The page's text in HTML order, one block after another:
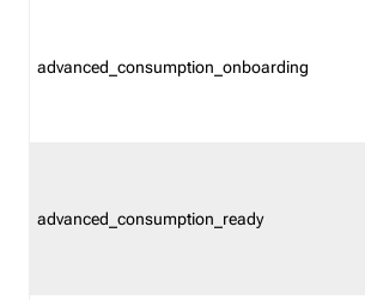
advanced_consumption_onboarding
advanced_consumption_ready